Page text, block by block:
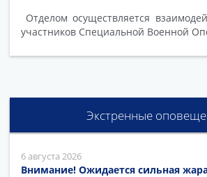
Отделом осуществляется
участников Специальной Военной
Экстренные
6 августа 2026
Внимание! Ожидается сильная